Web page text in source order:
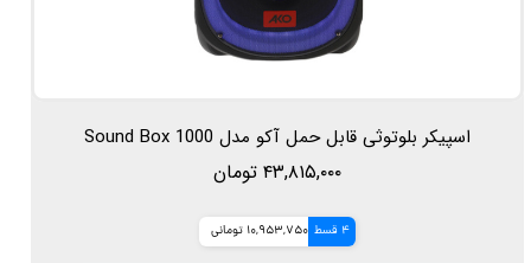
اسپیکر بلوتوثی قابل حمل آکو مدل Sound Box 1000
۴۳,۸۱۵,۰۰۰ تومان
4 قسط 10,953,750 تومانی